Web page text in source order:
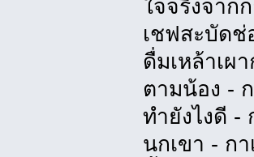
ใจจริงจากก
เชฟสะบัดช่อ
ดื่มเหล้าเผา
ตามน้อง - ก
ทำยังไงดี -
นกเขา - กา